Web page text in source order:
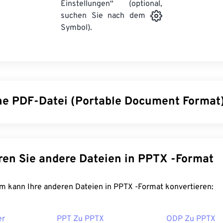
Einstellungen“ (optional,
suchen Sie nach dem
Symbol).
PDF-Datei (Portable Document
zählt. Der Grund für die große Beliebtheit von PDF
Dokumentformatierung erhalten bleibt. PDF-Dateien sehen
Konvertieren Sie andere Dateien in PPTX -Format
FreeConvert.com kann Ihre anderen Dateien in PPTX -Format konvertieren:
PPT Zu PPTX ODP Zu PPTX